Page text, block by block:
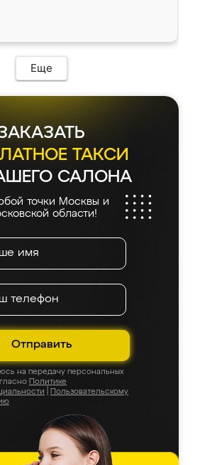
нет.
Еще
ТАКСИ
САЛОНА
точки Москвы и
области!
Отправить
на передачу персональных
Политике
Пользовательскому